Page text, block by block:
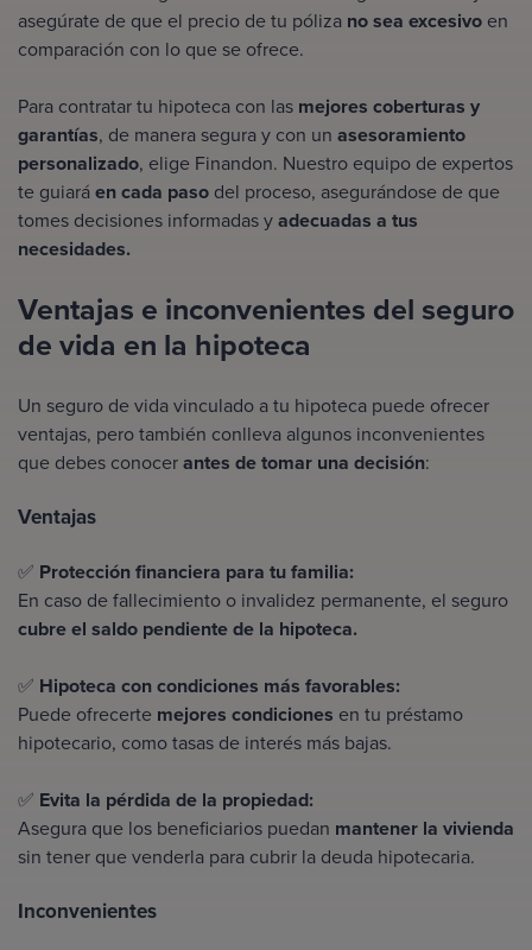
asegúrate de que el precio de tu póliza no sea excesivo en
comparación con lo que se ofrece.
Para contratar tu hipoteca con las mejores coberturas y
garantías, de manera segura y con un asesoramiento
personalizado, elige Finandon. Nuestro equipo de expertos
te guiaráen cada paso del proceso, asegurándose de que
tomes decisiones informadas yadecuadas a tus
necesidades.
Ventajas e inconvenientes del seguro
de vida en la hipoteca
Un seguro de vida vinculado a tu hipoteca puede ofrecer
ventajas, pero también conlleva algunos inconvenientes
que debes conocerantes de tomar una decisión:
Ventajas
✅ Protección financiera para tu familia:
En caso de fallecimiento o invalidez permanente, el seguro
cubre el saldo pendiente de la hipoteca.
✅ Hipoteca con condiciones más favorables:
Puede ofrecerte mejores condiciones en tu préstamo
hipotecario, como tasas de interés más bajas.
✅ Evita la pérdida de la propiedad:
Asegura que los beneficiarios puedan mantener la vivienda
sin tener que venderla para cubrir la deuda hipotecaria.
Inconvenientes